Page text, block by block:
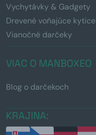
Vychytávky & Gadgety
Drevené voňajúce kytice
Vianočné darčeky
VIAC O MANBOXEO
Blog o darčekoch
KRAJINA: